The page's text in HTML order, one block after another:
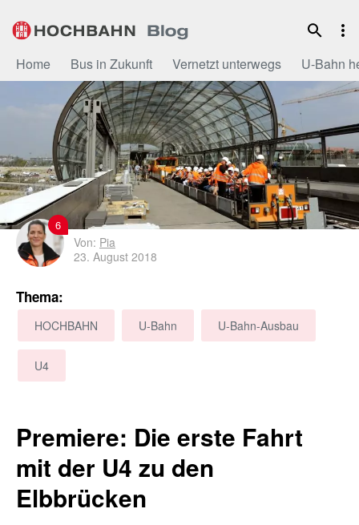
Inhalt
Home Bus in Zukunft Vernetzt unterwegs U-Bahn
6
Von: Pia
23. August 2018
Thema:
HOCHBAHN U-Bahn U-Bahn-Ausbau
U4
Premiere: Die erste Fahrt
mit der U4 zu den
Elbbrücken